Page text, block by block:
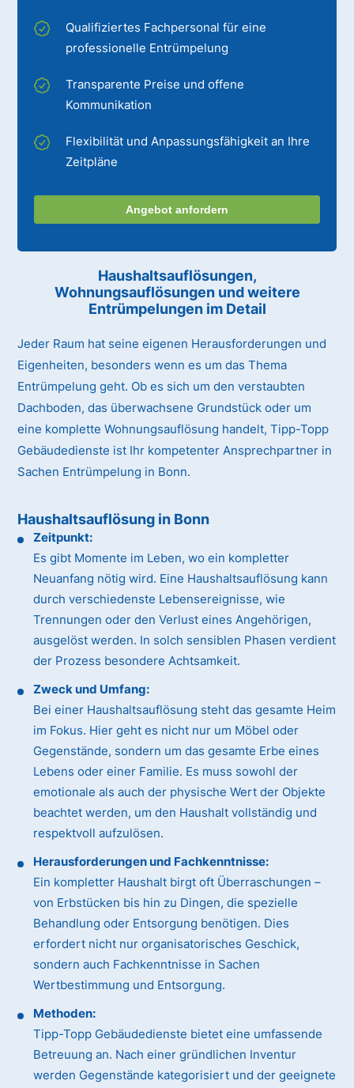
Qualifiziertes Fachpersonal für eine
professionelle Entrümpelung
Transparente Preise und offene
Kommunikation
Flexibilität und Anpassungsfähigkeit an Ihre
Zeitpläne
Angebot anfordern
Haushaltsauflösungen,
Wohnungsauflösungen und weitere
Entrümpelungen im Detail
Jeder Raum hat seine eigenen Herausforderungen und
Eigenheiten, besonders wenn es um das Thema
Entrümpelung geht. Ob es sich um den verstaubten
Dachboden, das überwachsene Grundstück oder um
eine komplette Wohnungsauflösung handelt, Tipp-Topp
Gebäudedienste ist Ihr kompetenter Ansprechpartner in
Sachen Entrümpelung in Bonn.
Haushaltsauflösung in Bonn
Zeitpunkt:
Es gibt Momente im Leben, wo ein kompletter
Neuanfang nötig wird. Eine Haushaltsauflösung kann
durch verschiedenste Lebensereignisse, wie
Trennungen oder den Verlust eines Angehörigen,
ausgelöst werden. In solch sensiblen Phasen verdient
der Prozess besondere Achtsamkeit.
Zweck und Umfang:
Bei einer Haushaltsauflösung steht das gesamte Heim
im Fokus. Hier geht es nicht nur um Möbel oder
Gegenstände, sondern um das gesamte Erbe eines
Lebens oder einer Familie. Es muss sowohl der
emotionale als auch der physische Wert der Objekte
beachtet werden, um den Haushalt vollständig und
respektvoll aufzulösen.
Herausforderungen und Fachkenntnisse:
Ein kompletter Haushalt birgt oft Überraschungen –
von Erbstücken bis hin zu Dingen, die spezielle
Behandlung oder Entsorgung benötigen. Dies
erfordert nicht nur organisatorisches Geschick,
sondern auch Fachkenntnisse in Sachen
Wertbestimmung und Entsorgung.
Methoden:
Tipp-Topp Gebäudedienste bietet eine umfassende
Betreuung an. Nach einer gründlichen Inventur
werden Gegenstände kategorisiert und der geeignete